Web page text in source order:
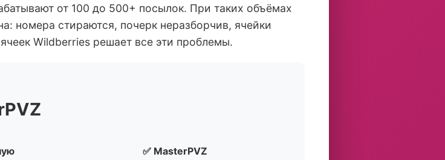
от 100 до 500+ посылок. При таких объёмах
номера стираются, почерк неразборчив, ячейки
Wildberries решает все эти проблемы.
✅ MasterPVZ